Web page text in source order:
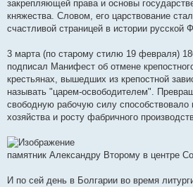
закрепляющей права и основы
княжества. Словом, его царствование
счастливой страницей в истории русской
3 марта (по старому стилю 19 февраля)
подписал Манифест об отмене
крестьянах, вышедших из крепостной
называть "царем-освободителем".
свободную рабочую силу способствовало
хозяйства и росту фабричного
памятник Александру Второму в центре
И по сей день в Болгарии во время